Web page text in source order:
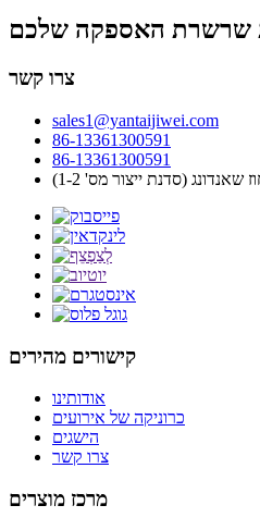
שרשרת האספקה ​​שלכם
צרו קשר
sales1@yantaijiwei.com
86-13361300591
86-13361300591
קישורים מהירים
אודותינו
כרוניקה של אירועים
הישגים
צרו קשר
מרכז מוצרים